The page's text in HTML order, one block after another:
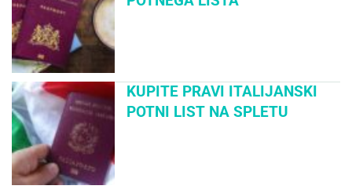
KUPITE PRAVI ITALIJANSKI
POTNI LIST NA SPLETU